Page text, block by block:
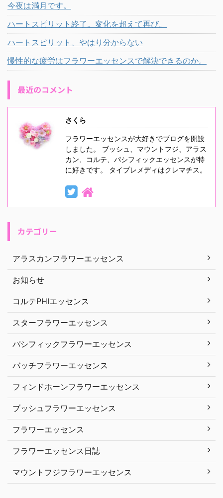
今夜は満月です。
ハートスピリット終了。変化を超えて再び。
ハートスピリット、やはり分からない
慢性的な疲労はフラワーエッセンスで解決できるのか。
最近のコメント
さくら
フラワーエッセンスが大好きでブログを開設
しました。 ブッシュ、マウントフジ、アラス
カン、コルテ、パシフィックエッセンスが特
に好きです。 タイプレメディはクレマチス。
カテゴリー
アラスカンフラワーエッセンス
お知らせ
コルテPHIエッセンス
スターフラワーエッセンス
パシフィックフラワーエッセンス
バッチフラワーエッセンス
フィンドホーンフラワーエッセンス
ブッシュフラワーエッセンス
フラワーエッセンス
フラワーエッセンス日誌
マウントフジフラワーエッセンス